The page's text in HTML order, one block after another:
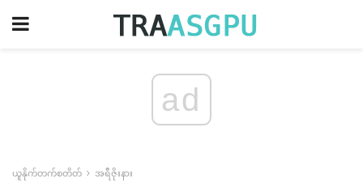
ad
ယူနိုက်တက်စတိတ် အရီဇိုးနား